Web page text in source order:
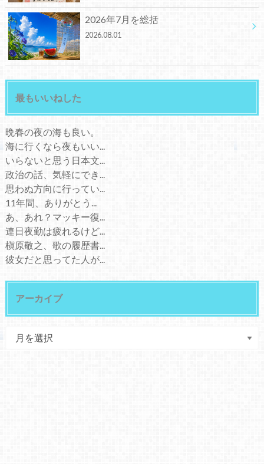
2026年7月を総括
2026.08.01
最もいいねした
晩春の夜の海も良い。
海に行くなら夜もいい...
いらないと思う日本文...
政治の話、気軽にでき...
思わぬ方向に行ってい...
11年間、ありがとう...
あ、あれ？マッキー復...
連日夜勤は疲れるけど...
槇原敬之、歌の履歴書...
彼女だと思ってた人が...
アーカイブ